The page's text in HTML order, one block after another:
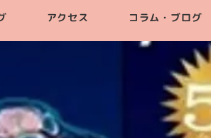
アクセス コラム・ブログ